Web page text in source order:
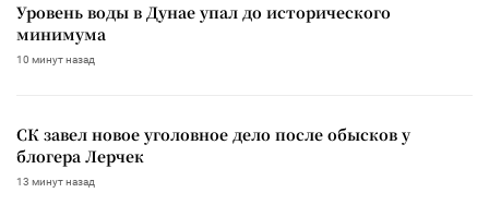
Уровень воды в Дунае упал до исторического
минимума
10 минут назад
СК завел новое уголовное дело после обысков у
блогера Лерчек
13 минут назад